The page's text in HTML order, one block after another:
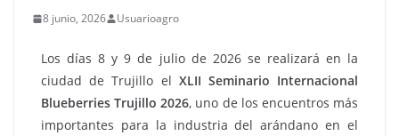
8 junio, 2026 Usuarioagro
Los días 8 y 9 de julio de 2026 se realizará en la
ciudad de Trujillo el XLII Seminario Internacional
Blueberries Trujillo 2026, uno de los encuentros más
importantes para la industria del arándano en el